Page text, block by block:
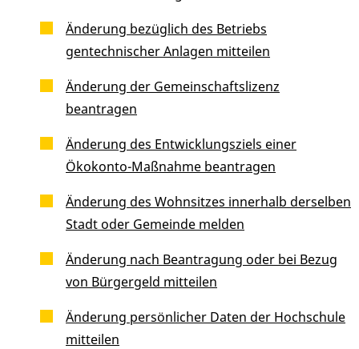
Änderung bezüglich des Betriebs
gentechnischer Anlagen mitteilen
Änderung der Gemeinschaftslizenz
beantragen
Änderung des Entwicklungsziels einer
Ökokonto-Maßnahme beantragen
Änderung des Wohnsitzes innerhalb derselben
Stadt oder Gemeinde melden
Änderung nach Beantragung oder bei Bezug
von Bürgergeld mitteilen
Änderung persönlicher Daten der Hochschule
mitteilen